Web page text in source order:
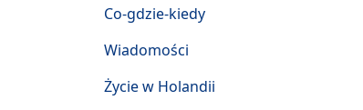
Co-gdzie-kiedy
Wiadomości
Życie w Holandii